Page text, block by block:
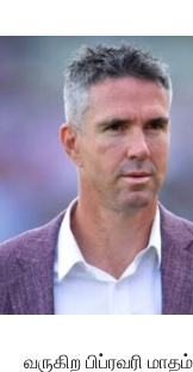
வருகிற பிப்ரவரி